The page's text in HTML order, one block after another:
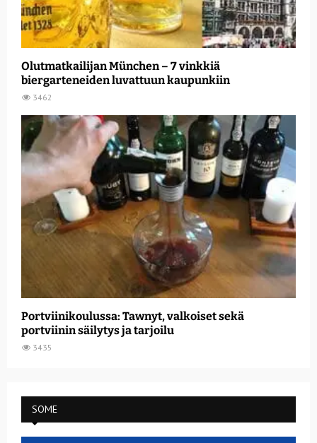
Olutmatkailijan München – 7 vinkkiä
biergarteneiden luvattuun kaupunkiin
3462
Portviinikoulussa: Tawnyt, valkoiset sekä
portviinin säilytys ja tarjoilu
3435
SOME